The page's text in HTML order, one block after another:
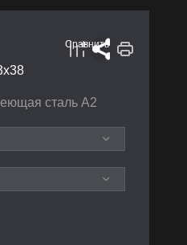
Сравнить
сталь А2